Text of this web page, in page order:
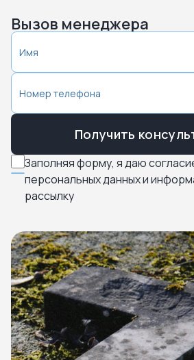
Вызов менеджера
Заполняя форму, я даю
персональных данных и
рассылку
Получить